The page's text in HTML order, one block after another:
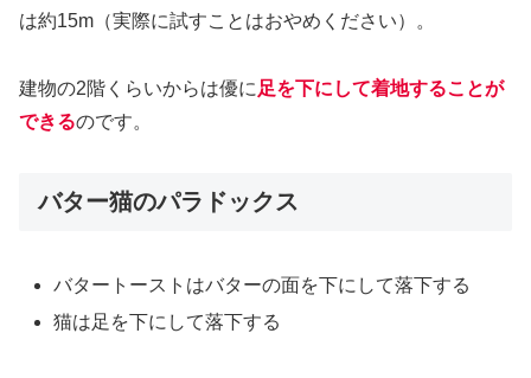
は約15m（実際に試すことはおやめください）。
建物の2階くらいからは優に 足を下にして着地することが
できるのです。
バター猫のパラドックス
バタートーストはバターの面を下にして落下する
猫は足を下にして落下する